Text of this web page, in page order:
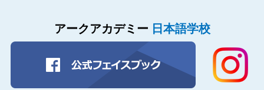
アークアカデミー 日本語学校